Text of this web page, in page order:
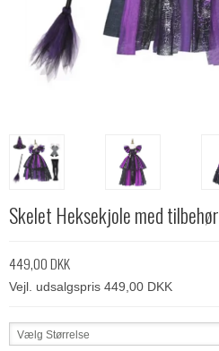
Skelet Heksekjole med tilbehør
449,00 DKK
Vejl. udsalgspris 449,00 DKK
Vælg Størrelse